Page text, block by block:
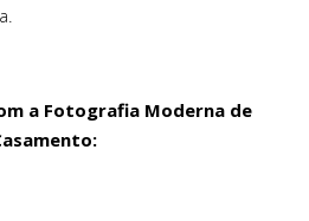
a Fotografia Moderna de